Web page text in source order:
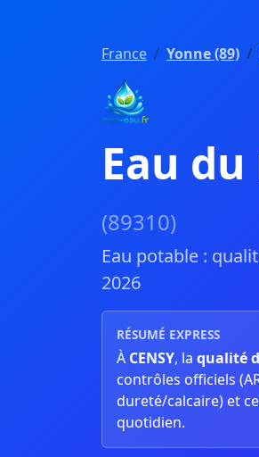
France Yonne (89)
Eau
(89310)
Eau potable :
2026
RÉSUMÉ EXPRESS
À CENSY, la qualité
contrôles officiels
dureté/calcaire) et
quotidien.